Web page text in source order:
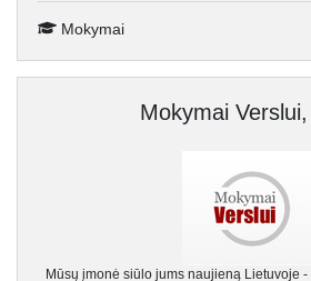
Mokymai
Mokymai
Mūsų įmonė siūlo jums naujieną Lietuvoje